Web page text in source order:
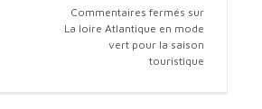
en mode vert pour la saison
Commentaires fermés sur
La loire Atlantique en mode
vert pour la saison
touristique